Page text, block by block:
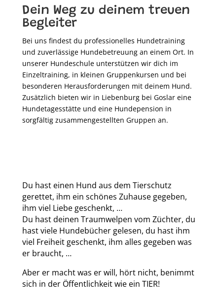
Dein Weg zu deinem treuen
Begleiter
Bei uns findest du professionelles Hundetraining
und zuverlässige Hundebetreuung an einem Ort. In
unserer Hundeschule unterstützen wir dich im
Einzeltraining, in kleinen Gruppenkursen und bei
besonderen Herausforderungen mit deinem Hund.
Zusätzlich bieten wir in Liebenburg bei Goslar eine
Hundetagesstätte und eine Hundepension in
sorgfältig zusammengestellten Gruppen an.
Du hast einen Hund aus dem Tierschutz
gerettet, ihm ein schönes Zuhause gegeben,
ihm viel Liebe geschenkt, …
Du hast deinen Traumwelpen vom Züchter, du
hast viele Hundebücher gelesen, du hast ihm
viel Freiheit geschenkt, ihm alles gegeben was
er braucht, …
Aber er macht was er will, hört nicht, benimmt
sich in der Öffentlichkeit wie ein TIER!